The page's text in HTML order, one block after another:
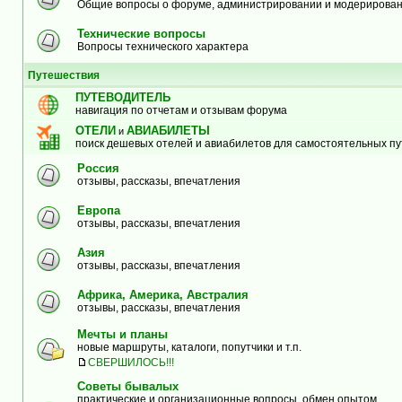
Общие вопросы о форуме, администрировании и
Технические вопросы
Вопросы технического характера
Путешествия
ПУТЕВОДИТЕЛЬ
навигация по отчетам и отзывам форума
ОТЕЛИ и АВИАБИЛЕТЫ
поиск дешевых отелей и авиабилетов для самостоятельных
Россия
отзывы, рассказы, впечатления
Европа
отзывы, рассказы, впечатления
Азия
отзывы, рассказы, впечатления
Африка, Америка, Австралия
отзывы, рассказы, впечатления
Мечты и планы
новые маршруты, каталоги, попутчики и т.п.
СВЕРШИЛОСЬ!!!
Советы бывалых
практические и организационные вопросы, обмен опытом